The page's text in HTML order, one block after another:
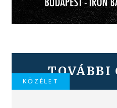
TOVÁBBI
KÖZÉLET